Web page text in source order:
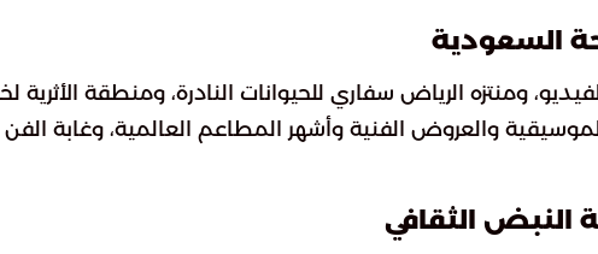
السعودية
ومنتزه الرياض سفاري للحيوانات النادرة، ومنطقة الأثرية
والعروض الفنية وأشهر المطاعم العالمية، وغابة الفن
النبض الثقافي